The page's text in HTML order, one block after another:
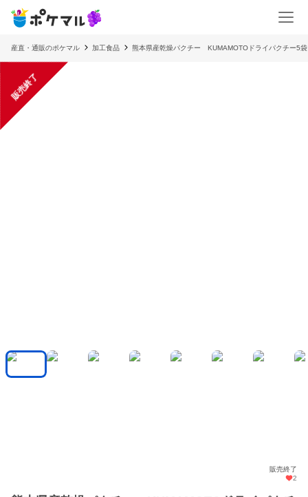
産直・通販のポケマル 加工食品 熊本県産乾燥パクチー KUMAMOTOドライパクチー5
販売終了
販売終了
2